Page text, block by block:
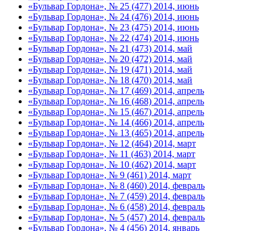
«Бульвар Гордона», № 25 (477) 2014, июнь
«Бульвар Гордона», № 24 (476) 2014, июнь
«Бульвар Гордона», № 23 (475) 2014, июнь
«Бульвар Гордона», № 22 (474) 2014, июнь
«Бульвар Гордона», № 21 (473) 2014, май
«Бульвар Гордона», № 20 (472) 2014, май
«Бульвар Гордона», № 19 (471) 2014, май
«Бульвар Гордона», № 18 (470) 2014, май
«Бульвар Гордона», № 17 (469) 2014, апрель
«Бульвар Гордона», № 16 (468) 2014, апрель
«Бульвар Гордона», № 15 (467) 2014, апрель
«Бульвар Гордона», № 14 (466) 2014, апрель
«Бульвар Гордона», № 13 (465) 2014, апрель
«Бульвар Гордона», № 12 (464) 2014, март
«Бульвар Гордона», № 11 (463) 2014, март
«Бульвар Гордона», № 10 (462) 2014, март
«Бульвар Гордона», № 9 (461) 2014, март
«Бульвар Гордона», № 8 (460) 2014, февраль
«Бульвар Гордона», № 7 (459) 2014, февраль
«Бульвар Гордона», № 6 (458) 2014, февраль
«Бульвар Гордона», № 5 (457) 2014, февраль
«Бульвар Гордона», № 4 (456) 2014, январь